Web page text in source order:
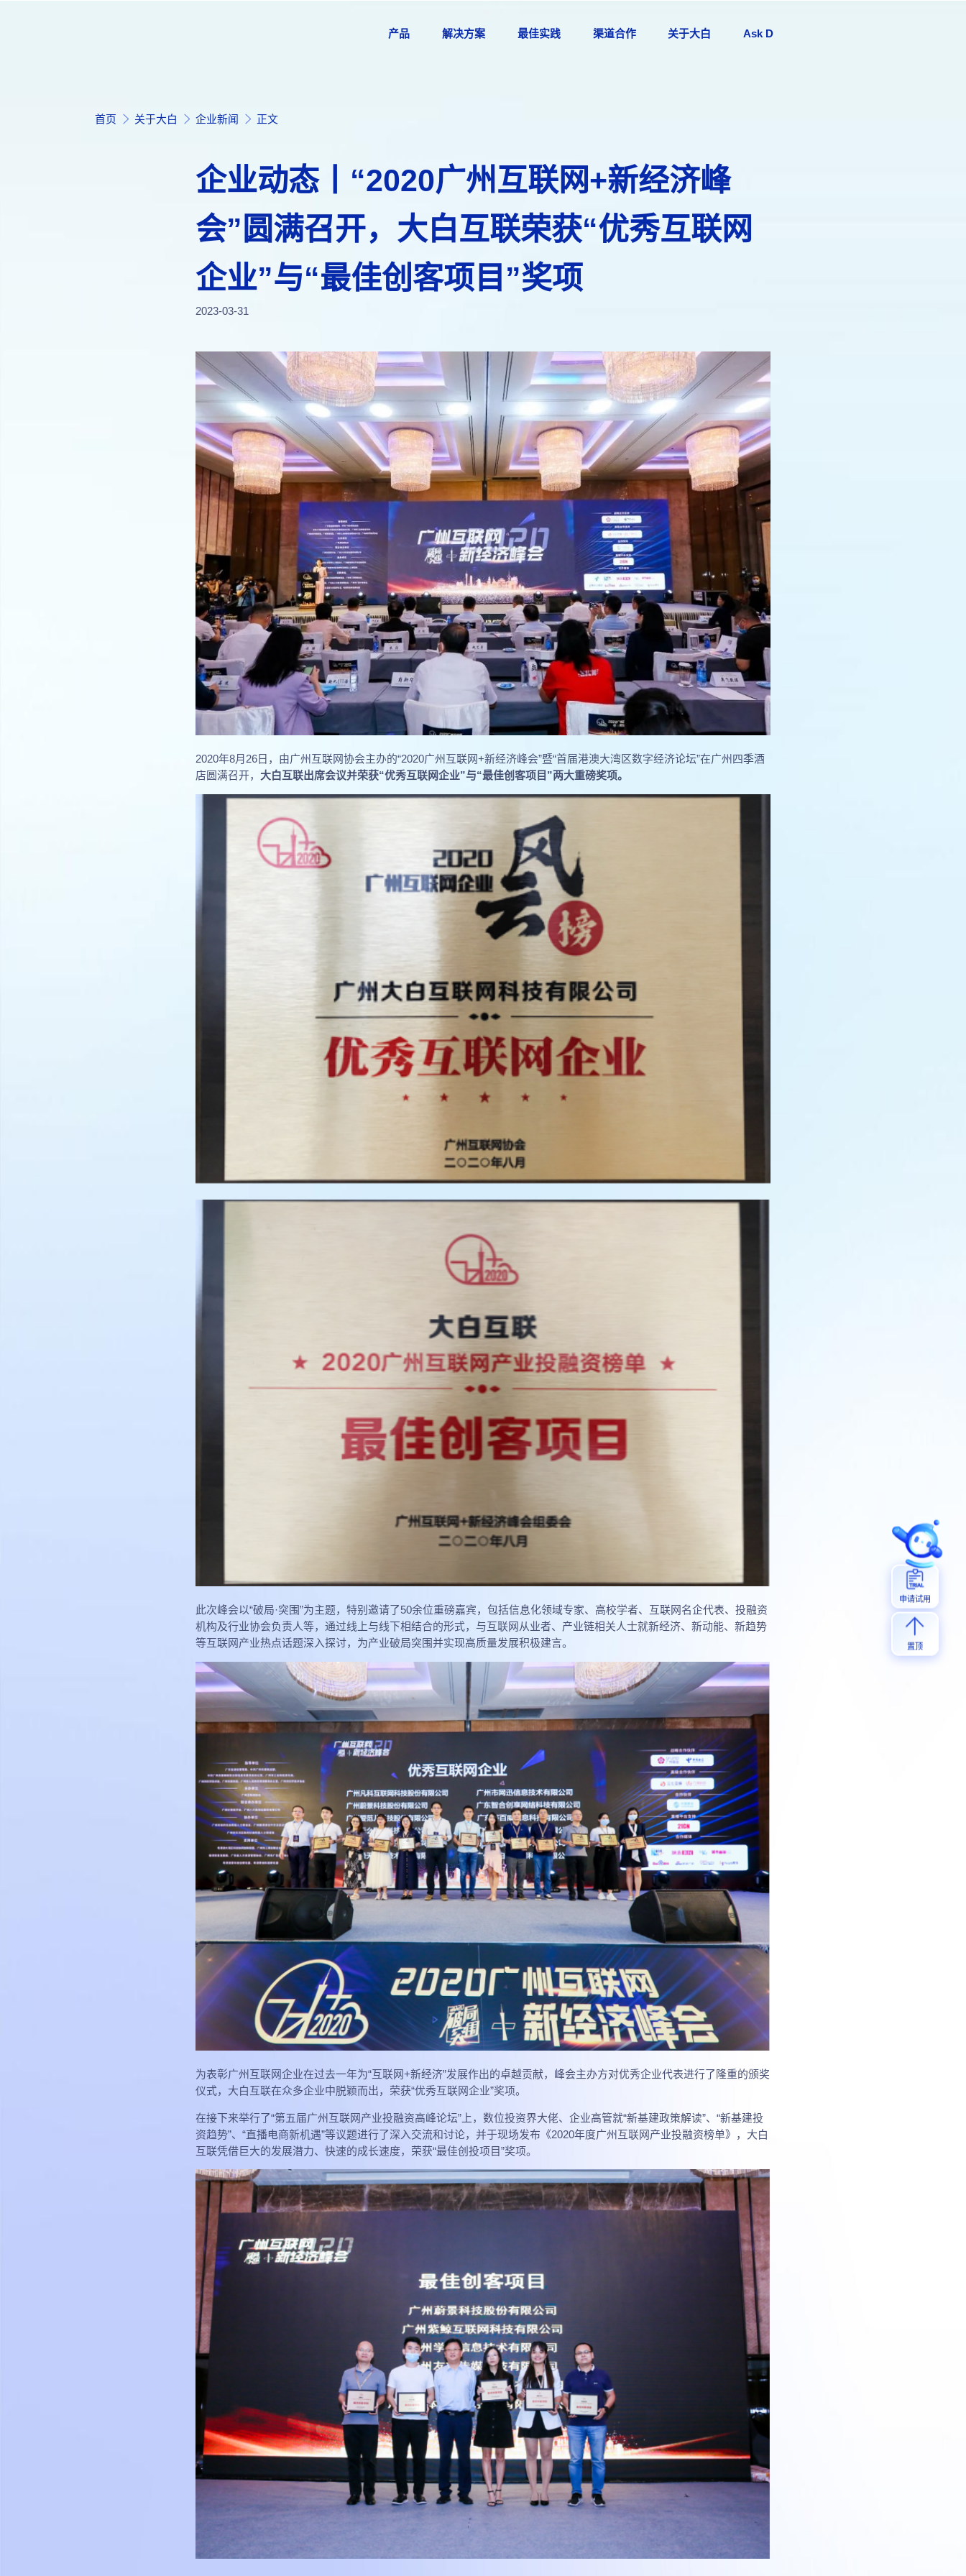
产品 解决方案 最佳实践 渠道合作 关于大白 Ask D
首页 关于大白 企业新闻 正文
企业动态丨“2020广州互联网+新经济峰
会”圆满召开，大白互联荣获“优秀互联网
企业”与“最佳创客项目”奖项
2023-03-31
2020年8月26日，由广州互联网协会主办的“2020广州互联网+新经济峰会”暨“首届港澳大湾区数字经济论坛”在广州四季酒
店圆满召开， 大白互联出席会议并荣获“优秀互联网企业”与“最佳创客项目”两大重磅奖项。
此次峰会以“破局·突围”为主题，特别邀请了50余位重磅嘉宾，包括信息化领域专家、高校学者、互联网名企代表、投融资
机构及行业协会负责人等，通过线上与线下相结合的形式，与互联网从业者、产业链相关人士就新经济、新动能、新趋势
等互联网产业热点话题深入探讨，为产业破局突围并实现高质量发展积极建言。
为表彰广州互联网企业在过去一年为“互联网+新经济”发展作出的卓越贡献，峰会主办方对优秀企业代表进行了隆重的颁奖
仪式，大白互联在众多企业中脱颖而出，荣获“优秀互联网企业”奖项。
在接下来举行了“第五届广州互联网产业投融资高峰论坛”上，数位投资界大佬、企业高管就“新基建政策解读”、“新基建投
资趋势”、“直播电商新机遇”等议题进行了深入交流和讨论，并于现场发布《2020年度广州互联网产业投融资榜单》，大白
互联凭借巨大的发展潜力、快速的成长速度，荣获“最佳创投项目”奖项。
申请试用
置顶